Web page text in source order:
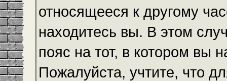
относящееся к другому
находитесь вы. В этом
пояс на тот, в котором вы
Пожалуйста, учтите, что